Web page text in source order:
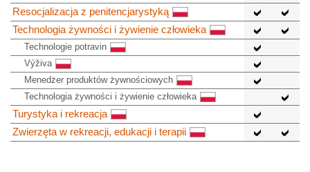
Resocjalizacja z penitencjarystyką
Technologia żywności i żywienie człowieka
Technologie potravin
Výživa
Menedżer produktów żywnościowych
Technologia żywności i żywienie człowieka
Turystyka i rekreacja
Zwierzęta w rekreacji, edukacji i terapii